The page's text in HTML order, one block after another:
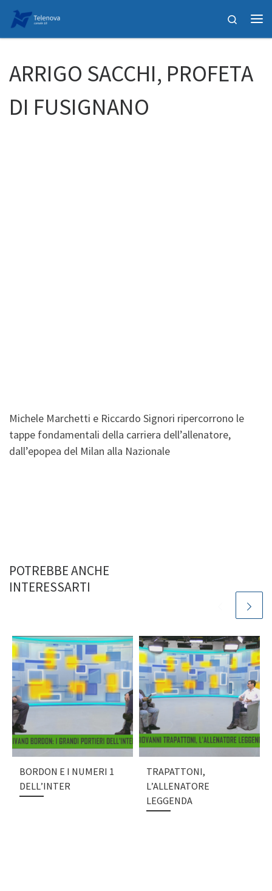
Passa al contenuto
Search
ARRIGO SACCHI, PROFETA
DI FUSIGNANO
Michele Marchetti e Riccardo Signori ripercorrono le
tappe fondamentali della carriera dell’allenatore,
dall’epopea del Milan alla Nazionale
POTREBBE ANCHE
INTERESSARTI
BORDON E I NUMERI 1
DELL’INTER
TRAPATTONI,
L’ALLENATORE
LEGGENDA